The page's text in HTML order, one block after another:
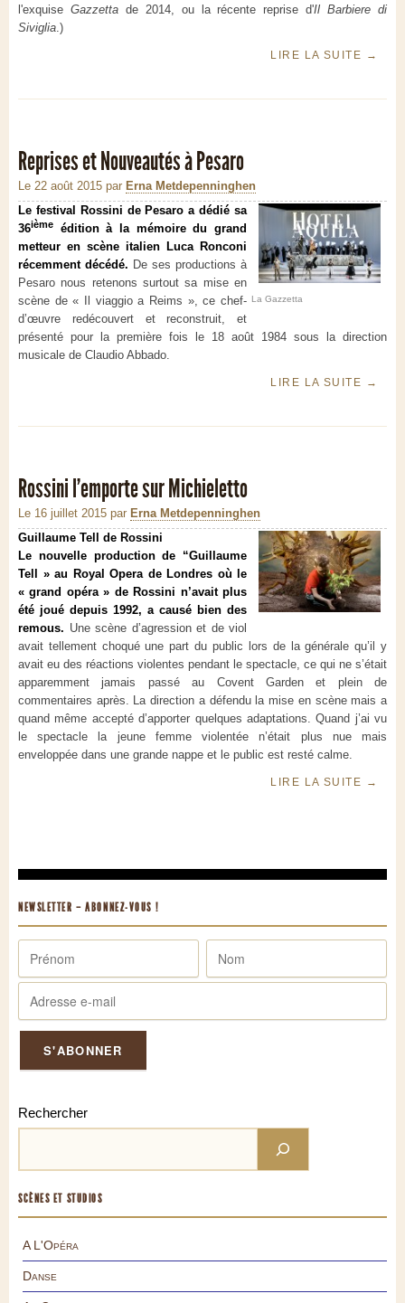
l'exquise Gazzettade 2014, ou la récente reprise d'Il Barbiere di
Siviglia.)
LIRE LA SUITE →
Reprises et Nouveautés à Pesaro
Le 22 août 2015 par Erna Metdepenninghen
La Gazzetta
Le festival Rossini de Pesaro a dédié sa
36ième
édition à la mémoire du grand
metteur en scène italien Luca Ronconi
récemment décédé. De ses productions à
Pesaro nous retenons surtout sa mise en
scène de « Il viaggio a Reims », ce chef-
d’œuvre redécouvert et reconstruit, et
présenté pour la première fois le 18 août 1984 sous la direction
musicale de Claudio Abbado.
LIRE LA SUITE →
Rossini l'emporte sur Michieletto
Le 16 juillet 2015 par Erna Metdepenninghen
Guillaume Tell de Rossini
Le nouvelle production de “Guillaume
Tell » au Royal Opera de Londres où le
« grand opéra » de Rossini n’avait plus
été joué depuis 1992, a causé bien des
remous. Une scène d’agression et de viol
avait tellement choqué une part du public lors de la générale qu’il y
avait eu des réactions violentes pendant le spectacle, ce qui ne s’était
apparemment jamais passé au Covent Garden et plein de
commentaires après. La direction a défendu la mise en scène mais a
quand même accepté d’apporter quelques adaptations. Quand j’ai vu
le spectacle la jeune femme violentée n’était plus nue mais
enveloppée dans une grande nappe et le public est resté calme.
LIRE LA SUITE →
NEWSLETTER – ABONNEZ-VOUS !
Rechercher
SCÈNES ET STUDIOS
A L'Opéra
Danse